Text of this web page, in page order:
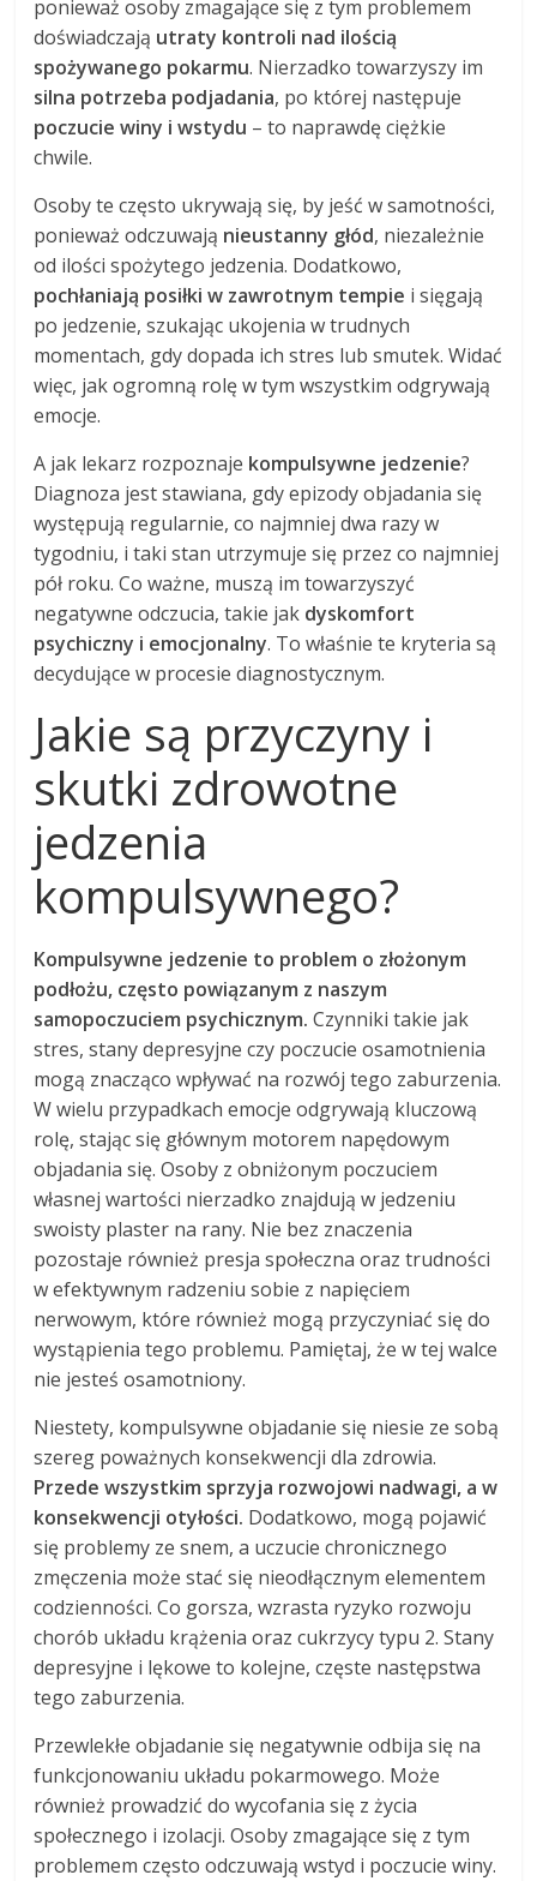
ponieważ osoby zmagające się z tym problemem
doświadczają utraty kontroli nad ilością
spożywanego pokarmu. Nierzadko towarzyszy im
silna potrzeba podjadania, po której następuje
poczucie winy i wstydu – to naprawdę ciężkie
chwile.
Osoby te często ukrywają się, by jeść w samotności,
ponieważ odczuwają nieustanny głód, niezależnie
od ilości spożytego jedzenia. Dodatkowo,
pochłaniają posiłki w zawrotnym tempie i sięgają
po jedzenie, szukając ukojenia w trudnych
momentach, gdy dopada ich stres lub smutek. Widać
więc, jak ogromną rolę w tym wszystkim odgrywają
emocje.
A jak lekarz rozpoznaje kompulsywne jedzenie?
Diagnoza jest stawiana, gdy epizody objadania się
występują regularnie, co najmniej dwa razy w
tygodniu, i taki stan utrzymuje się przez co najmniej
pół roku. Co ważne, muszą im towarzyszyć
negatywne odczucia, takie jak dyskomfort
psychiczny i emocjonalny. To właśnie te kryteria są
decydujące w procesie diagnostycznym.
Jakie są przyczyny i
skutki zdrowotne
jedzenia
kompulsywnego?
Kompulsywne jedzenie to problem o złożonym
podłożu, często powiązanym z naszym
samopoczuciem psychicznym. Czynniki takie jak
stres, stany depresyjne czy poczucie osamotnienia
mogą znacząco wpływać na rozwój tego zaburzenia.
W wielu przypadkach emocje odgrywają kluczową
rolę, stając się głównym motorem napędowym
objadania się. Osoby z obniżonym poczuciem
własnej wartości nierzadko znajdują w jedzeniu
swoisty plaster na rany. Nie bez znaczenia
pozostaje również presja społeczna oraz trudności
w efektywnym radzeniu sobie z napięciem
nerwowym, które również mogą przyczyniać się do
wystąpienia tego problemu. Pamiętaj, że w tej walce
nie jesteś osamotniony.
Niestety, kompulsywne objadanie się niesie ze sobą
szereg poważnych konsekwencji dla zdrowia.
Przede wszystkim sprzyja rozwojowi nadwagi, a w
konsekwencji otyłości. Dodatkowo, mogą pojawić
się problemy ze snem, a uczucie chronicznego
zmęczenia może stać się nieodłącznym elementem
codzienności. Co gorsza, wzrasta ryzyko rozwoju
chorób układu krążenia oraz cukrzycy typu 2. Stany
depresyjne i lękowe to kolejne, częste następstwa
tego zaburzenia.
Przewlekłe objadanie się negatywnie odbija się na
funkcjonowaniu układu pokarmowego. Może
również prowadzić do wycofania się z życia
społecznego i izolacji. Osoby zmagające się z tym
problemem często odczuwają wstyd i poczucie winy.